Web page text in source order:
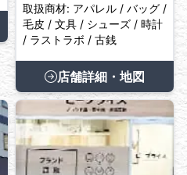
取扱商材: アパレル / バッグ /
毛皮 / 文具 / シューズ / 時計
/ ラストラボ / 古銭
店舗詳細・地図